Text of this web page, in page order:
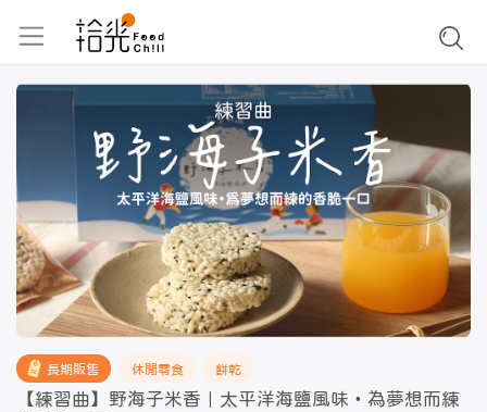
長期販售 休閒零食 餅乾
【練習曲】野海子米香｜太平洋海鹽風味・為夢想而練